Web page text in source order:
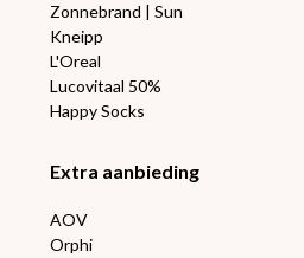
Zonnebrand | Sun
Kneipp
L'Oreal
Lucovitaal 50%
Happy Socks
Extra aanbieding
AOV
Orphi